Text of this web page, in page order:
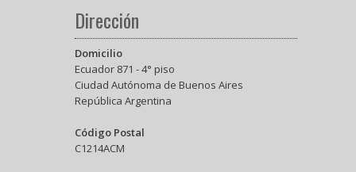
Dirección
Domicilio
Ecuador 871 - 4° piso
Ciudad Autónoma de Buenos Aires
República Argentina
Código Postal
C1214ACM